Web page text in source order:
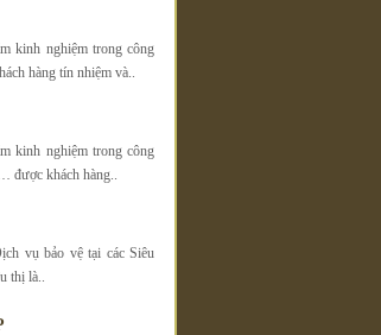
kinh nghiệm trong công
hàng tín nhiệm và..
kinh nghiệm trong công
được khách hàng..
vụ bảo vệ tại các Siêu
thị là..